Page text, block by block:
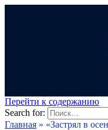
Перейти к содержанию
Search for:
Главная » «Застрял в